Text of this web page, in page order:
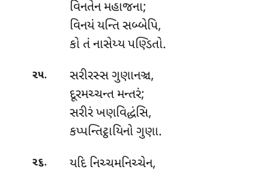
વિનતેન મહાજના;
વિનયં યન્તિ સબ્બેપિ,
કો તં નાસેય્ય પણ્ડિતો.
૨૫. સરીરસ્સગુણાનઞ્ચ,
દૂરમચ્ચન્ત મન્તરં;
સરીરં ખણવિદ્ધંસિ,
કપ્પન્તિટ્ઠાયિનો ગુણા.
૨૬.
યદિ નિચ્ચમનિચ્ચેન,